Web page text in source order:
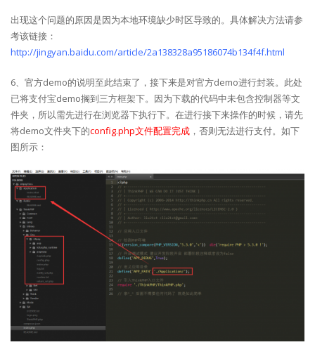
出现这个问题的原因是因为本地环境缺少时区导致的。具体解决方法请参
考该链接：
http://jingyan.baidu.com/article/2a138328a95186074b134f4f.html
6、官方demo的说明至此结束了，接下来是对官方demo进行封装。此处
已将支付宝demo搁到三方框架下。因为下载的代码中未包含控制器等文
件夹，所以需先进行在浏览器下执行下。在进行接下来操作的时候，请先
将demo文件夹下的config.php文件配置完成 ，否则无法进行支付。如下
图所示：